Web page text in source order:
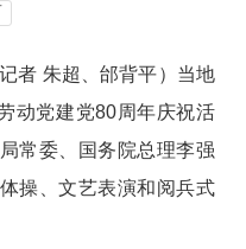
者 朱超、邰背平）当地
动党建党80周年庆祝活
常委、国务院总理李强
操、文艺表演和阅兵式